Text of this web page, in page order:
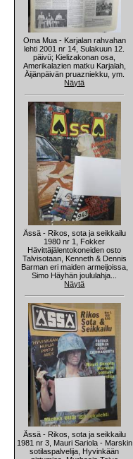
Oma Mua - Karjalan rahvahan
lehti 2001 nr 14, Sulakuun 12.
päivü; Kielizakonan osa,
Amerikalazien matku Karjalah,
Äijänpäivän pruazniekku, ym.
Näytä
Ässä - Rikos, sota ja seikkailu
1980 nr 1, Fokker
Hävittäjälentokoneiden osto
Talvisotaan, Kenneth & Dennis
Barman eri maiden armeijoissa,
Simo Häyhän joululahja...
Näytä
Ässä - Rikos, sota ja seikkailu
1981 nr 3, Mauri Sariola - Marskin
sotilaspalvelija, Hyvinkään